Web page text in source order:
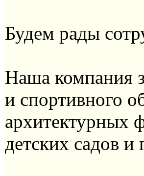
Будем рады
Наша компания
и спортивного
архитектурных
детских садов